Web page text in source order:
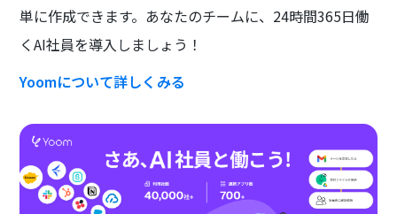
単に作成できます。あなたのチームに、24時間365日働
くAI社員を導入しましょう！
Yoomについて詳しくみる